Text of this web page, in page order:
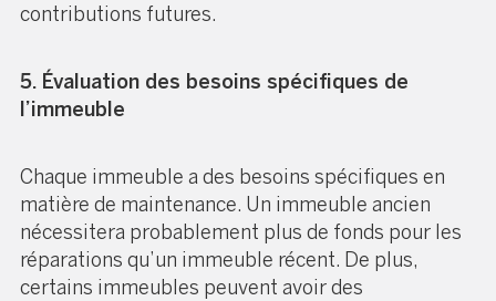
contributions futures.
5. Évaluation des besoins spécifiques de
l’immeuble
Chaque immeuble a des besoins spécifiques en
matière de maintenance. Un immeuble ancien
nécessitera probablement plus de fonds pour les
réparations qu’un immeuble récent. De plus,
certains immeubles peuvent avoir des